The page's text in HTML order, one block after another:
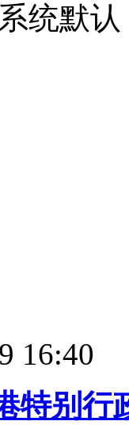
统默认
16:40
特别行